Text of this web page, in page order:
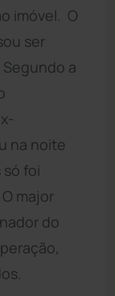
imóvel. O
ser
a
na noite
foi
major
do